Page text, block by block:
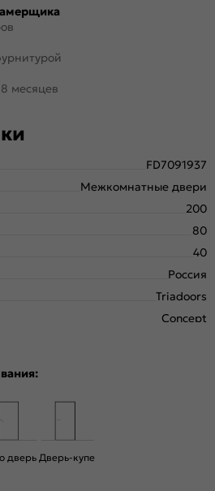
месяцев
FD7091937
Межкомнатные двери
200
80
40
Россия
Triadoors
Concept
дверь Дверь-купе